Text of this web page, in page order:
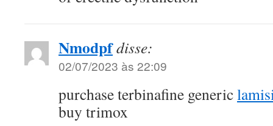
Nmodpfdisse:
02/07/2023 às 22:09
purchase terbinafine generic
buy trimox